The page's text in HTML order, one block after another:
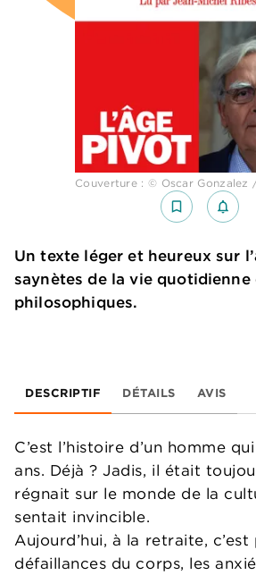
Couverture : © Oscar Gonzalez
bookmark_border
Un texte léger et heureux sur
saynètes de la vie
philosophiques.
DESCRIPTIF DÉTAILS AVIS
C’est l’histoire d’un homme
ans. Déjà ? Jadis, il était
régnait sur le monde de la
sentait invincible.
Aujourd’hui, à la retraite, c’est
défaillances du corps, les